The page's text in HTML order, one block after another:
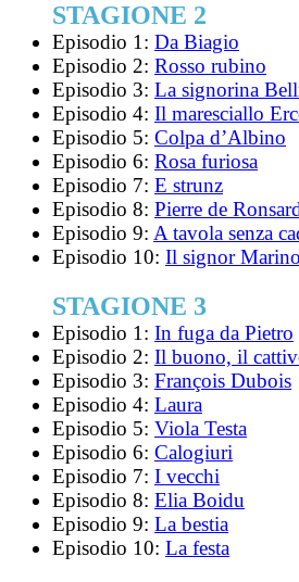
STAGIONE 2
Episodio 1: Da Biagio
Episodio 2: Rosso rubino
Episodio 3: La signorina
Episodio 4: Il maresciallo
Episodio 5: Colpa d’Albino
Episodio 6: Rosa furiosa
Episodio 7: E strunz
Episodio 8: Pierre de
Episodio 9: A tavola senza
Episodio 10: Il signor Marino
STAGIONE 3
Episodio 1: In fuga da Pietro
Episodio 2: Il buono, il
Episodio 3: François Dubois
Episodio 4: Laura
Episodio 5: Viola Testa
Episodio 6: Calogiuri
Episodio 7: I vecchi
Episodio 8: Elia Boidu
Episodio 9: La bestia
Episodio 10: La festa